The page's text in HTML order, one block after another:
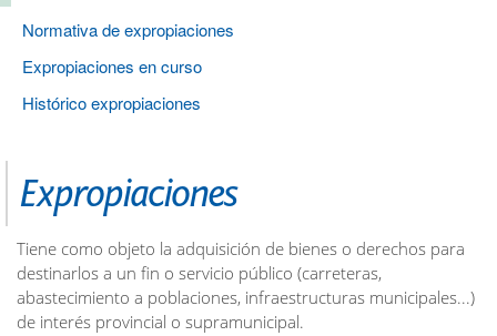
Normativa de expropiaciones
Expropiaciones en curso
Histórico expropiaciones
Expropiaciones
Tiene como objeto la adquisición de bienes o derechos para
destinarlos a un fin o servicio público (carreteras,
abastecimiento a poblaciones, infraestructuras municipales...)
de interés provincial o supramunicipal.